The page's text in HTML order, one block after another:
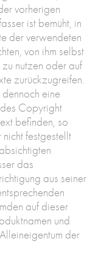
vorherigen
ist bemüht, in
der verwendeten
von ihm selbst
nutzen oder auf
zurückzugreifen.
eine
Copyright
befinden, so
festgestellt
das
aus seiner
auf dieser
und
der